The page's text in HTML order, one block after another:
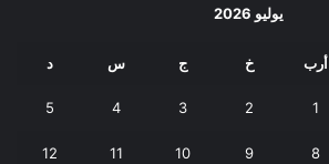
يوليو 2026
أرب خ ج س د
1
2
3
4
5
8
9
10
11
12